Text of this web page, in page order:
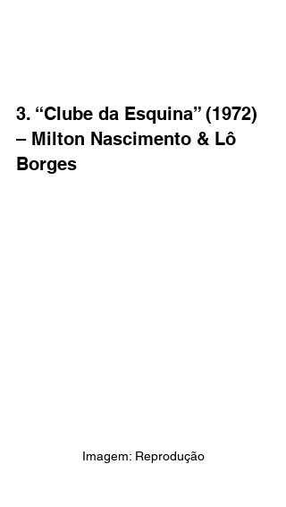
3. “Clube da Esquina” (1972)
– Milton Nascimento & Lô
Borges
Imagem: Reprodução